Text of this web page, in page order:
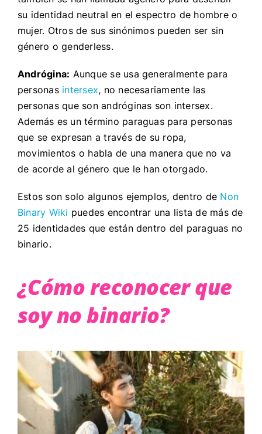
su identidad neutral en el espectro de hombre o
mujer. Otros de sus sinónimos pueden ser sin
género o genderless.
Andrógina: Aunque se usa generalmente para
personas intersex, no necesariamente las
personas que son andróginas son intersex.
Además es un término paraguas para personas
que se expresan a través de su ropa,
movimientos o habla de una manera que no va
de acorde al género que le han otorgado.
Estos son solo algunos ejemplos, dentro de Non
Binary Wiki puedes encontrar una lista de más de
25 identidades que están dentro del paraguas no
binario.
¿Cómo reconocer que
soy no binario?